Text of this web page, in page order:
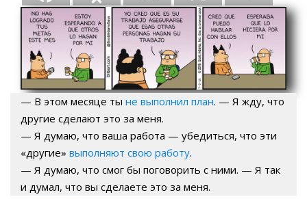
— В этом месяце ты не выполнил план. — Я жду, что
другие сделают это за меня.
— Я думаю, что ваша работа — убедиться, что эти
«другие» выполняют свою работу.
— Я думаю, что смог бы поговорить с ними. — Я так
и думал, что вы сделаете это за меня.